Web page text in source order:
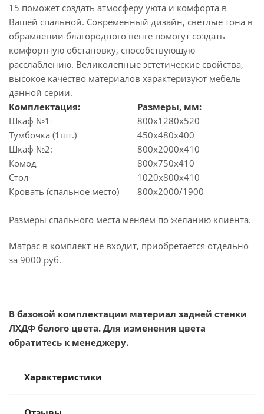
15 поможет создать атмосферу уюта и комфорта в
Вашей спальной. Современный дизайн, светлые тона в
обрамлении благородного венге помогут создать
комфортную обстановку, способствующую
расслаблению. Великолепные эстетические свойства,
высокое качество материалов характеризуют мебель
данной серии.
Комплектация:
Размеры, мм:
Шкаф №1 :
800x1280x520
Тумбочка (1шт.)
450x480x400
Шкаф №2:
800x2000x410
Комод
800x750x410
Стол
1020x800x410
Кровать (спальное место)
800х2000/1900
Размеры спального места меняем по желанию клиента.
Матрас в комплект не входит, приобретается отдельно
за 9000 руб.
В базовой комплектации материал задней стенки
ЛХДФ белого цвета. Для изменения цвета
обратитесь к менеджеру.
Характеристики